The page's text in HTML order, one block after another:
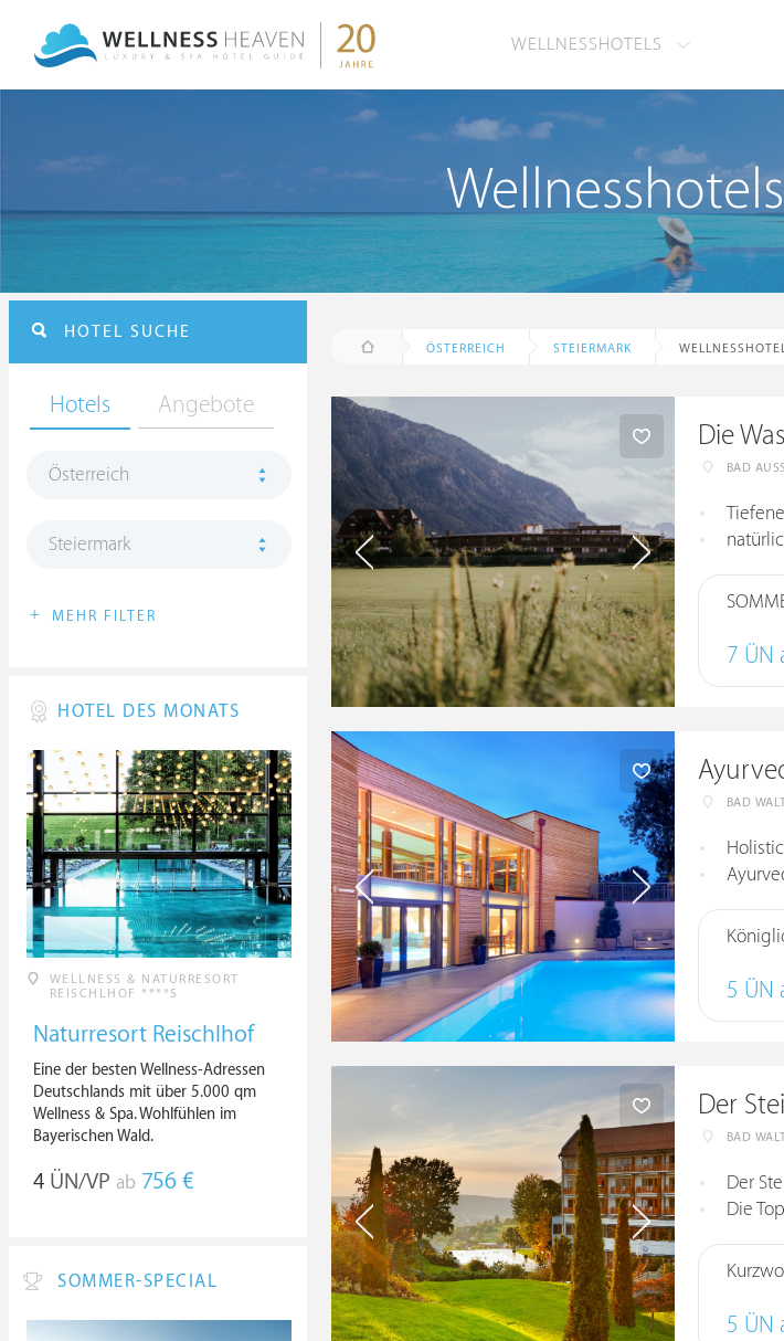
WELLNESSHOTELS
ÖSTERREICH STEIERMARK
Die
BAD
7 ÜN
BAD
5 ÜN
Der
BAD
Der
Die
5 ÜN
HOTEL SUCHE
Hotels Angebote
Österreich
Steiermark
+ MEHR FILTER
HOTEL DES MONATS
WELLNESS & NATURRESORT
REISCHLHOF ****S
Naturresort Reischlhof
Eine der besten Wellness-Adressen
Deutschlands mit über 5.000 qm
Wellness & Spa. Wohlfühlen im
Bayerischen Wald.
4 ÜN/VP ab 756 €
SOMMER-SPECIAL